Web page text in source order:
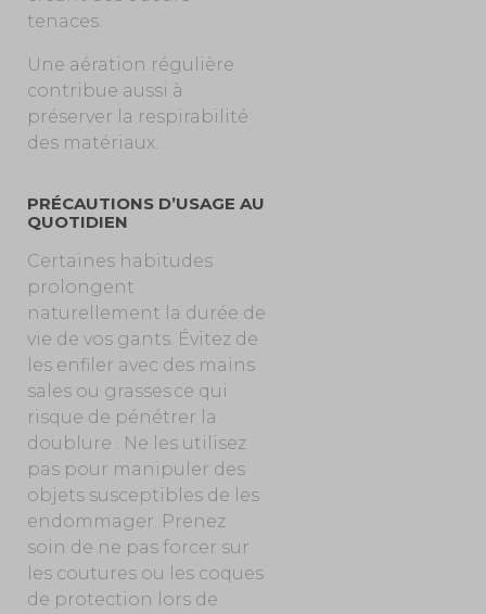
tenaces.
Une aération régulière
contribue aussi à
préserver la respirabilité
des matériaux.
PRÉCAUTIONS D’USAGE AU
QUOTIDIEN
Certaines habitudes
prolongent
naturellement la durée de
vie de vos gants. Évitez de
les enfiler avec des mains
sales ou grasses ce qui
risque de pénétrer la
doublure . Ne les utilisez
pas pour manipuler des
objets susceptibles de les
endommager. Prenez
soin de ne pas forcer sur
les coutures ou les coques
de protection lors de